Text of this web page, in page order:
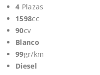
4 Plazas
1598cc
90cv
Blanco
99gr/km
Diesel